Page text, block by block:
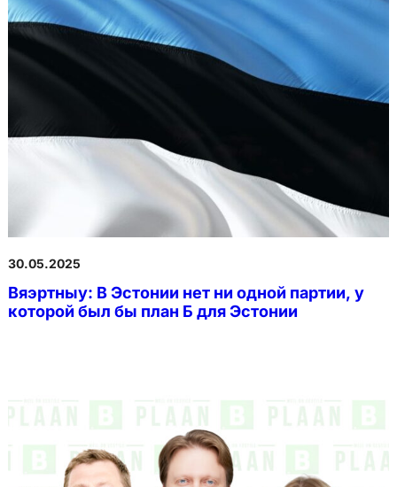
30.05.2025
Вяэртныу: В Эстонии нет ни одной партии, у
которой был бы план Б для Эстонии